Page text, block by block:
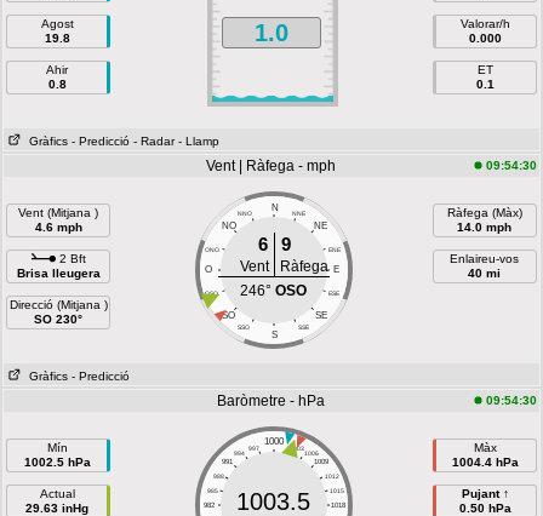
Agost
19.8
Ahir
0.8
1.0
Valorar/h
0.000
ET
0.1
Gràfics - Predicció - Radar - Llamp
Vent | Ràfega - mph 09:54:30
Vent (Mitjana )
4.6 mph
2 Bft
Brisa lleugera
Direcció (Mitjana )
SO 230°
N
NNO NNE
NO NE
ONO ENE
O E
OSO ESE
SO SE
SSO SSE
S
6 9
Vent
Ràfega
246°OSO
Ràfega (Màx)
14.0 mph
Enlaireu-vos
40 mi
Gràfics - Predicció
Baròmetre - hPa 09:54:30
Mín
1002.5 hPa
Actual
29.63 inHg
1000
997 1003
994
1006
991
1009
988
1012
985
1015
982
1018
1003.5
Màx
1004.4 hPa
Pujant ↑
0.50 hPa